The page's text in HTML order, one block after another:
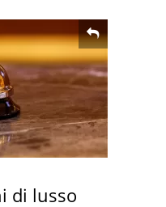
di lusso